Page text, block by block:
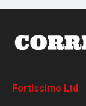
Fortissimo Ltd